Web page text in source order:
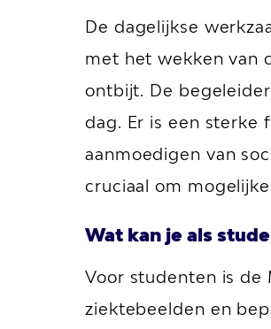
De dagelijkse
met het wekken van
ontbijt. De
dag. Er is een sterke
aanmoedigen van
cruciaal om
Wat kan je als
Voor studenten is de
ziektebeelden en